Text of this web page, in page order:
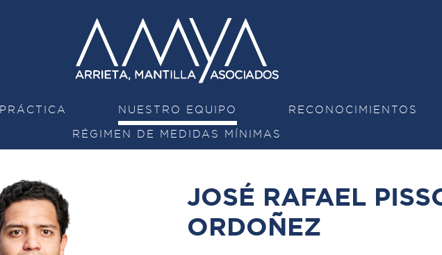
NUESTRO EQUIPO RECONOCIMIENTOS
RÉGIMEN DE MEDIDAS MÍNIMAS
JOSÉ RAFAEL
ORDOÑEZ